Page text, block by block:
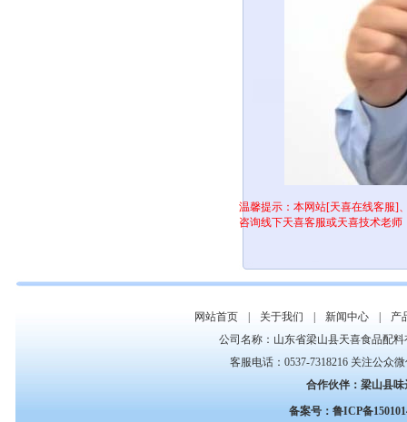
温馨提示 ：本网站[天喜在线客服]
咨询线下天喜客服或天喜技术老师
网站首页 关于我们 新闻中心
产
公司名称：山东省梁山县天喜食品配
客服电话：0537-7318216 关注公众
合作伙伴： 梁山县味
备案号：鲁ICP备